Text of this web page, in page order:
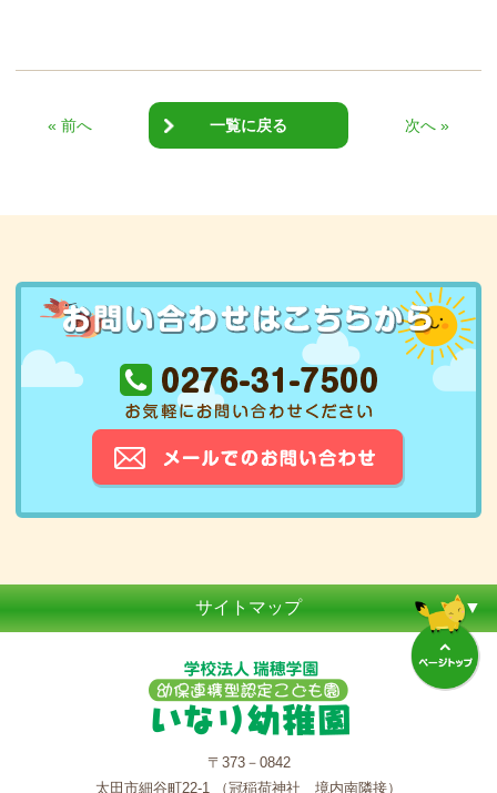
« 前へ 一覧に戻る 次へ »
サイトマップ
〒373－0842
太田市細谷町22-1 （冠稲荷神社 境内南隣接）